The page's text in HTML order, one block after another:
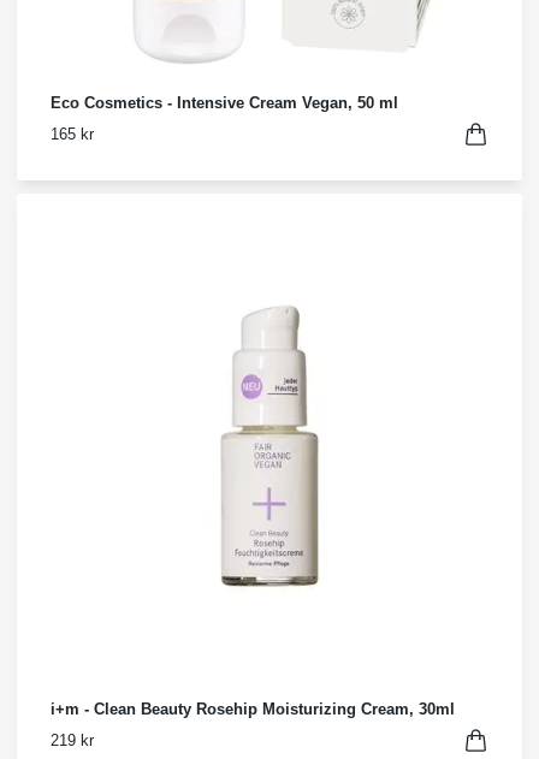
Eco Cosmetics - Intensive Cream Vegan, 50 ml
165 kr
i+m - Clean Beauty Rosehip Moisturizing Cream, 30ml
219 kr